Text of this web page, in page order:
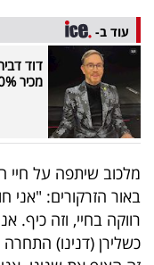
עוד ב-
דוד
מכיר 80% מהנבחרת"
מלכוב שיתפה על חיי
באור הזרקורים: "אני
רווקה בחיי, וזה כיף.
כשלירן (דנינו) התחרה